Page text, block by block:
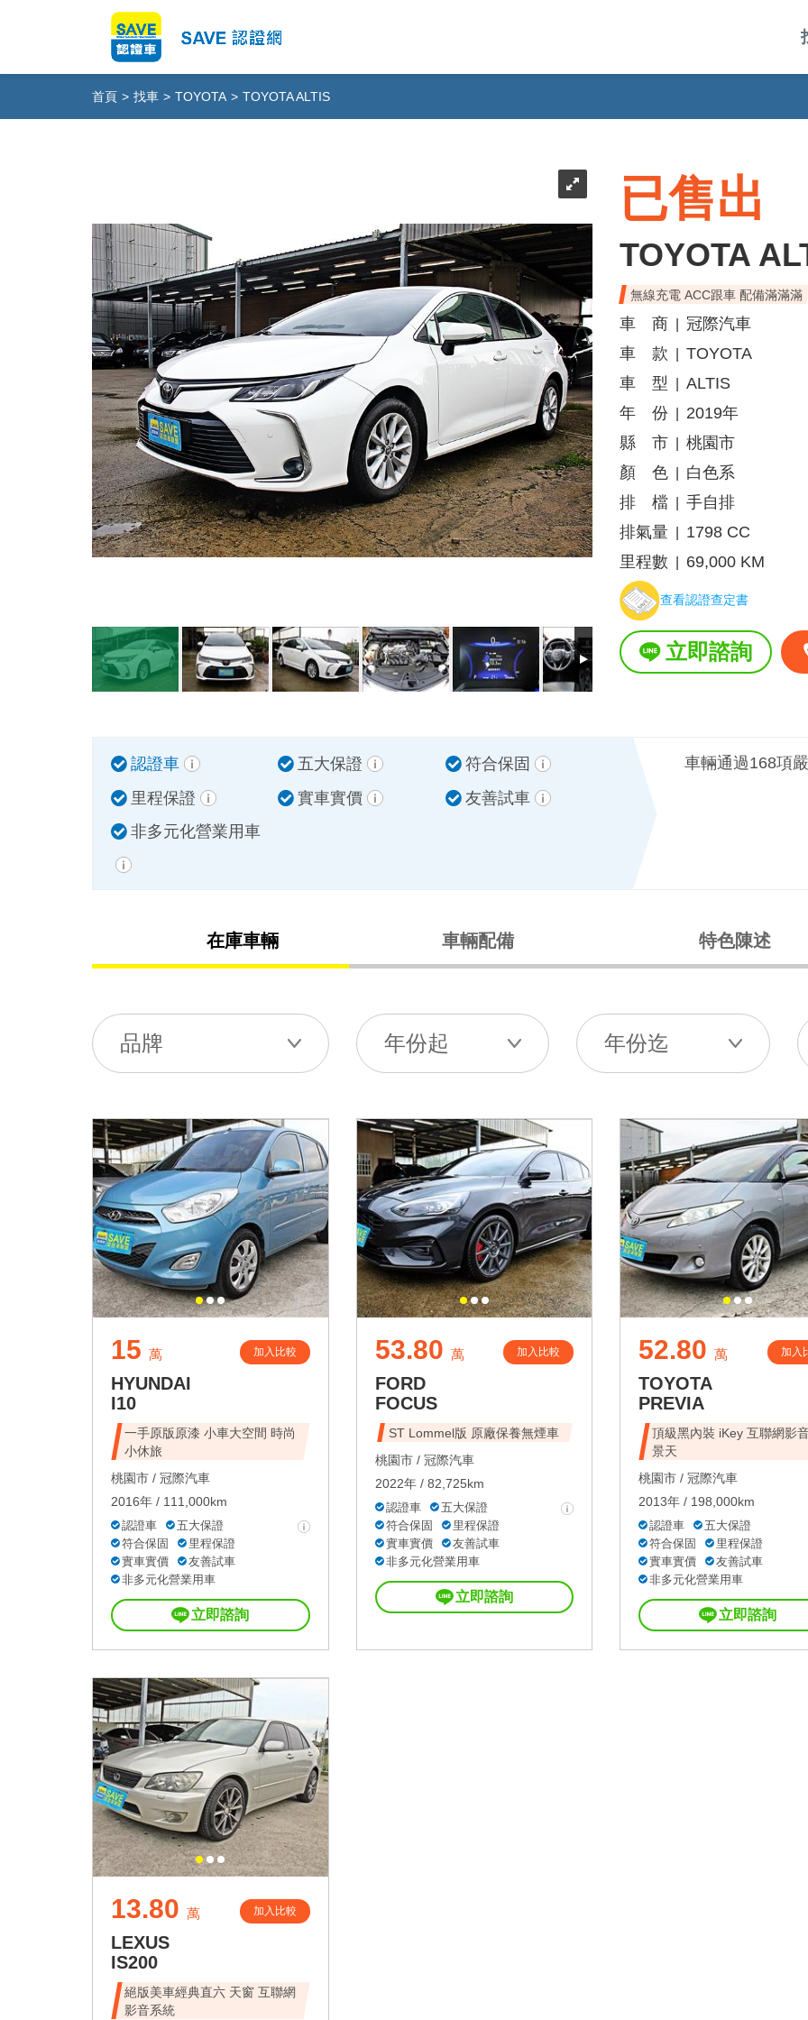
首頁 > 找車 > TOYOTA > TOYOTA ALTIS
已售出
TOYOTA
無線充電 ACC跟車 配備滿滿滿
車 商
冠際汽車
車 款
TOYOTA
車 型
ALTIS
年 份
2019年
縣 市
桃園市
顏 色
白色系
排 檔
手自排
排氣量
1798 CC
里程數
69,000 KM
查看認證查定書
立即諮詢
認證車 五大保證
符合保固
里程保證
實車實價
友善試車
非多元化營業用車
車輛通過168項
在庫車輛 車輛配備 特色陳述
15 萬 加入比較
HYUNDAI
I10
一手原版原漆 小車大空間 時尚
小休旅
桃園市 / 冠際汽車
2016年 / 111,000km
認證車
五大保證
符合保固
里程保證
實車實價
友善試車
非多元化營業用車
立即諮詢
53.80 萬 加入比較
FORD
FOCUS
ST Lommel版 原廠保養無煙車
桃園市 / 冠際汽車
2022年 / 82,725km
認證車
五大保證
符合保固
里程保證
實車實價
友善試車
非多元化營業用車
立即諮詢
52.80 萬 加入
TOYOTA
PREVIA
頂級黑內裝 iKey 互聯網影
景天
桃園市 / 冠際汽車
2013年 / 198,000km
認證車
五大保證
符合保固
里程保證
實車實價
友善試車
非多元化營業用車
立即諮詢
13.80 萬 加入比較
LEXUS
IS200
絕版美車經典直六 天窗 互聯網
影音系統